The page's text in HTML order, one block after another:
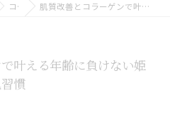
コラム 肌質改善とコラーゲンで叶える年齢に負けない姫路市女性のための美肌習慣
叶える年齢に負けない姫
慣